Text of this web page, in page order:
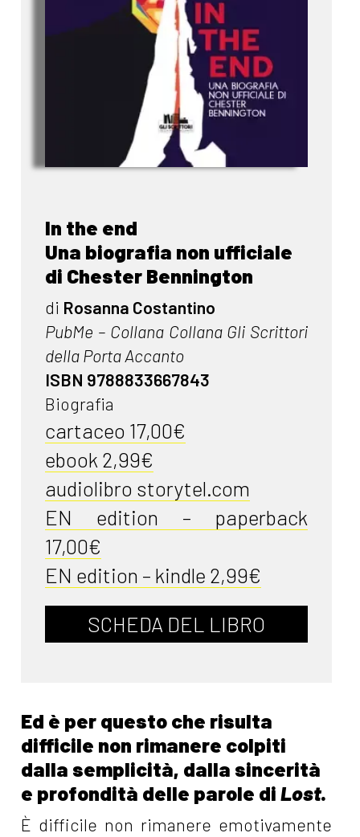
In the end
Una biografia non ufficiale
di Chester Bennington
di Rosanna Costantino
PubMe – Collana Collana Gli Scrittori
della Porta Accanto
ISBN 9788833667843
Biografia
cartaceo 17,00€
ebook 2,99€
audiolibro storytel.com
EN edition – paperback
17,00€
EN edition – kindle 2,99€
SCHEDA DEL LIBRO
Ed è per questo che risulta
difficile non rimanere colpiti
dalla semplicità, dalla sincerità
e profondità delle parole diLost.
È difficile non rimanere emotivamente